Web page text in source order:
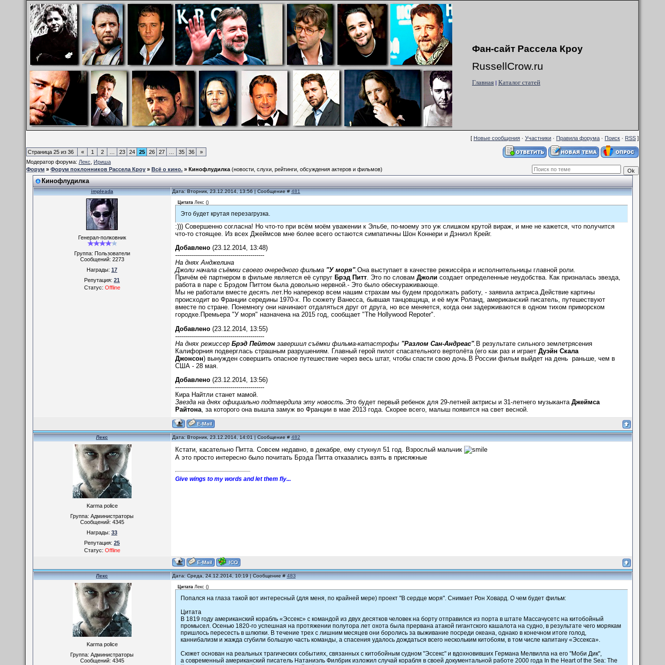
Фан-сайт Рассела Кроу
RussellCrow.ru
Главная | Каталог статей
[Новые сообщения·Участники·Правила форума·Поиск·RSS]
Страница 25 из 36 « 1 2 23 24 25 26 27 35 36
»
Модератор форума:Лекс,Ириша
Форум»Форум поклонников Рассела Кроу»Всё о кино.»Кинофлудилка (новости, слухи, рейтинги, обсуждения актеров и фильмов)
Кинофлудилка
impleada Дата: Вторник, 23.12.2014, 13:56 | Сообщение #481
Генерал-полковник
Группа: Пользователи
Сообщений:2273
Награды:17
Репутация:21
Статус:Offline
Цитата Лекс ()
Это будет крутая перезагрузка.
:))) Совершенно согласна! Но что-то при всём моём уважении к Эльбе, по-моему это уж слишком крутой вираж, и мне не кажется, что получится
что-то стоящее. Из всех Джеймсов мне более всего остаются симпатичны Шон Коннери и Дэниэл Крейг.
Добавлено(23.12.2014, 13:48)
---------------------------------------------
На днях Анджелина
Джоли начала съёмки своего очередного фильма "У моря".Она выступает в качестве режиссёра и исполнительницы главной роли.
Причём её партнером в фильме является её супруг Брэд Питт. Это по словам Джолисоздает определенные неудобства. Как призналась звезда,
работа в паре с Брэдом Питтом была довольно нервной.- Это было обескураживающе.
Мы не работали вместе десять лет.Но наперекор всем нашим страхам мы будем продолжать работу, - заявила актриса.Действие картины
происходит во Франции середины 1970-х. По сюжету Ванесса, бывшая танцовщица, и её муж Роланд, американский писатель, путешествуют
вместе по стране. Понемногу они начинают отдаляться друг от друга, но все меняется, когда они задерживаются в одном тихом приморском
городке.Премьера "У моря" назначена на 2015 год, сообщает "The Hollywood Repoter".
Добавлено(23.12.2014, 13:55)
---------------------------------------------
На днях режиссер Брэд Пейтонзавершил съёмки фильма-катастрофы "Разлом Сан-Андреас". В результате сильного землетрясения
Калифорния подверглась страшным разрушениям. Главный герой пилот спасательного вертолёта (его как раз и играет Дуэйн Скала
Джонсон) вынужден совершить опасное путешествие через весь штат, чтобы спасти свою дочь.В России фильм выйдет на день раньше, чем в
США - 28 мая.
Добавлено(23.12.2014, 13:56)
---------------------------------------------
Кира Найтли станет мамой.
Звезда на днях официально подтвердила эту новость. Это будет первый ребенок для 29-летней актрисы и 31-летнего музыканта Джеймса
Райтона, за которого она вышла замуж во Франции в мае 2013 года. Скорее всего, малыш появится на свет весной.
Лекс Дата: Вторник, 23.12.2014, 14:01 | Сообщение #482
Karma police
Группа: Администраторы
Сообщений:4345
Награды:33
Репутация:25
Статус:Offline
Кстати, касательно Питта. Совсем недавно, в декабре, ему стукнул 51 год. Взрослый мальчик
А это просто интересно было почитать Брэда Питта отказались взять в присяжные
Give wings to my words and let them fly...
Лекс Дата: Среда, 24.12.2014, 10:19 | Сообщение #483
Karma police
Группа: Администраторы
Сообщений:4345
Цитата Лекс ()
Попался на глаза такой вот интересный (для меня, по крайней мере) проект "В сердце моря". Снимает Рон Ховард. О чем будет фильм:
Цитата
В 1819 году американский корабль «Эссекс» с командой из двух десятков человек на борту отправился из порта в штате Массачусетс на китобойный
промысел. Осенью 1820-го успешная на протяжении полутора лет охота была прервана атакой гигантского кашалота на судно, в результате чего морякам
пришлось пересесть в шлюпки. В течение трех с лишним месяцев они боролись за выживание посреди океана, однако в конечном итоге голод,
каннибализм и жажда сгубили большую часть команды, а спасения удалось дождаться всего нескольким китобоям, в том числе капитану «Эссекса».
Сюжет основан на реальных трагических событиях, связанных с китобойным судном "Эссекс" и вдохновивших Германа Мелвилла на его "Моби Дик",
а современный американский писатель Натаниэль Филбрик изложил случай корабля в своей документальной работе 2000 года In the Heart of the Sea: The